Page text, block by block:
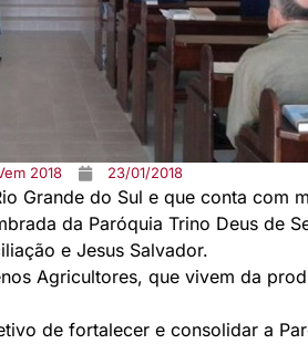
2018 23/01/2018
Grande do Sul e que conta com
da Paróquia Trino Deus de
e Jesus Salvador.
Agricultores, que vivem da
de fortalecer e consolidar a